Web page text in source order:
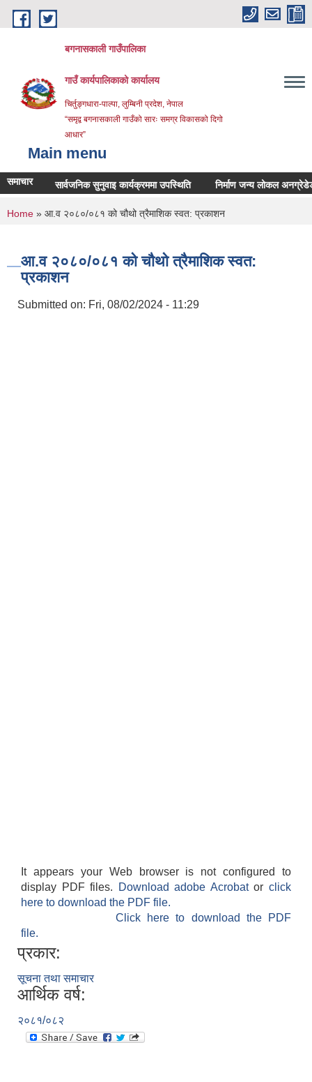
Skip to main content
बगनासकाली गाउँपालिका
गाउँ कार्यपालिकाको कार्यालय
चिर्तुङ्गधारा-पाल्पा, लुम्बिनी प्रदेश, नेपाल
“समृद्व बगनासकाली गाउँको सारः समग्र विकासको दिगो
आधार”
Main menu
समाचारसार्वजनिक सुनुवाइ कार्यक्रममा उपस्थिति निर्माण जन्य लोकल अनग्रेडेड
You are here
Home » आ.व २०८०/०८१ को चौथो त्रैमाशिक स्वत: प्रकाशन
आ.व २०८०/०८१ को चौथो त्रैमाशिक स्वत:
प्रकाशन
Submitted on: Fri, 08/02/2024 - 11:29
It appears your Web browser is not configured to
display PDF files.
Download adobe Acrobatorclick
here to download the PDF file.
Click here to download the PDF
file.
प्रकार:
सूचना तथा समाचार
आर्थिक वर्ष:
२०८१/०८२